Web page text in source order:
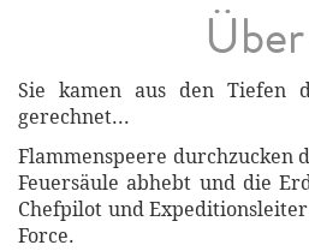
Sie kamen aus den
gerechnet...
Flammenspeere durchzucken
Feuersäule abhebt und die
Chefpilot und Expeditionsleiter
Force.